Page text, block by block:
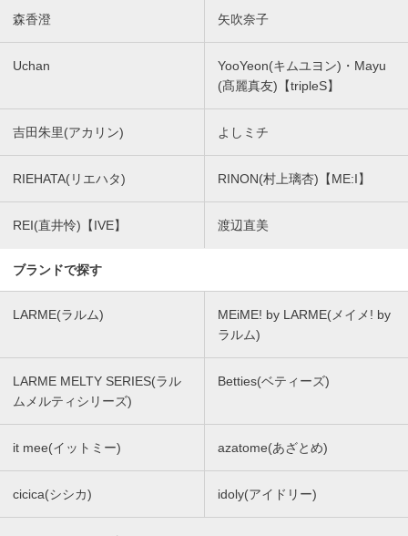
森香澄 矢吹奈子
Uchan
YooYeon(キムユヨン)・Mayu
(髙麗真友)【tripleS】
吉田朱里(アカリン) よしミチ
RIEHATA(リエハタ) RINON(村上璃杏)【ME:I】
REI(直井怜)【IVE】 渡辺直美
ブランドで探す
LARME(ラルム)
MEiME! by LARME(メイメ! by
ラルム)
LARME MELTY SERIES(ラル
ムメルティシリーズ)
Betties(ベティーズ)
it mee(イットミー) azatome(あざとめ)
cicica(シシカ) idoly(アイドリー)